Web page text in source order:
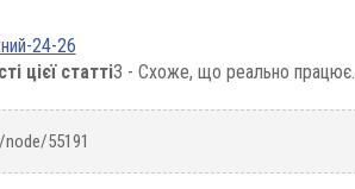
24-26
цієї статті3 - Схоже, що реально працює.
55191